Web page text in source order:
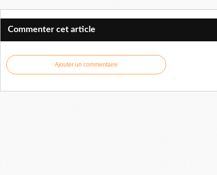
Commenter cet article
Ajouter un commentaire